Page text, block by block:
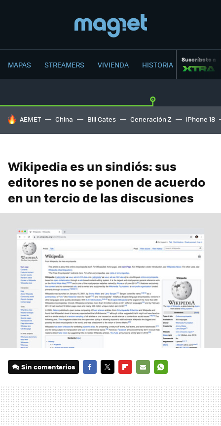
MAPAS STREAMERS VIVIENDA HISTORIA Suscríbete a
HOY SE HABLA DE
AEMET China Bill Gates Generación Z iPhone 18
Wikipedia es un sindiós: sus
editores no se ponen de acuerdo
en un tercio de las discusiones
Sin comentarios
MAIL